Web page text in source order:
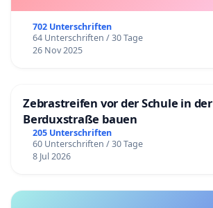
702 Unterschriften
64 Unterschriften / 30 Tage
26 Nov 2025
Zebrastreifen vor der Schule in der
Berduxstraße bauen
205 Unterschriften
60 Unterschriften / 30 Tage
8 Jul 2026